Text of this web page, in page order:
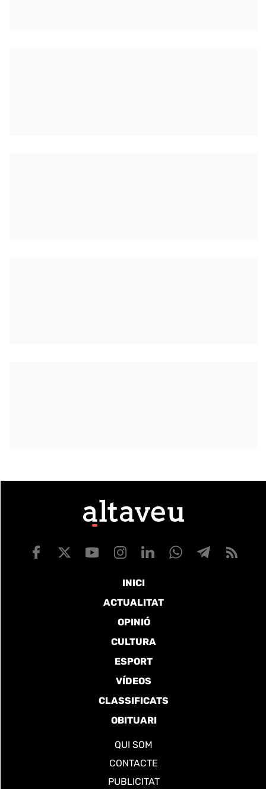
INICI
ACTUALITAT
OPINIÓ
CULTURA
ESPORT
VÍDEOS
CLASSIFICATS
OBITUARI
QUI SOM
CONTACTE
PUBLICITAT